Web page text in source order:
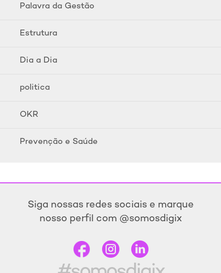
Palavra da Gestão
Estrutura
Dia a Dia
politica
OKR
Prevenção e Saúde
Siga nossas redes sociais e marque
nosso perfil com @somosdigix